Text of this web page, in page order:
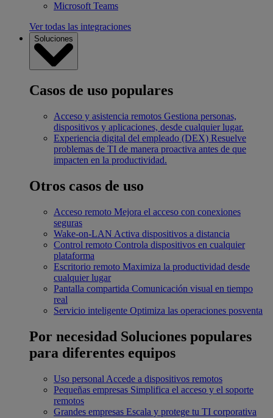
Microsoft Teams
Ver todas las integraciones
Soluciones
Casos de uso populares
Acceso y asistencia remotos Gestiona personas,
dispositivos y aplicaciones, desde cualquier lugar.
Experiencia digital del empleado (DEX) Resuelve
problemas de TI de manera proactiva antes de que
impacten en la productividad.
Otros casos de uso
Acceso remoto Mejora el acceso con conexiones
seguras
Wake-on-LAN Activa dispositivos a distancia
Control remoto Controla dispositivos en cualquier
plataforma
Escritorio remoto Maximiza la productividad desde
cualquier lugar
Pantalla compartida Comunicación visual en tiempo
real
Servicio inteligente Optimiza las operaciones posventa
Por necesidad Soluciones populares
para diferentes equipos
Uso personal Accede a dispositivos remotos
Pequeñas empresas Simplifica el acceso y el soporte
remotos
Grandes empresas Escala y protege tu TI corporativa